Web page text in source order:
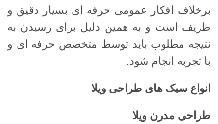
برخلاف افکار عمومی حرفه ای بسیار دقیق و
ظریف است و به همین دلیل برای رسیدن به
نتیجه مطلوب باید توسط متخصص حرفه ای و
با تجربه انجام شود.
انواع سبک های طراحی ویلا
طراحی مدرن ویلا